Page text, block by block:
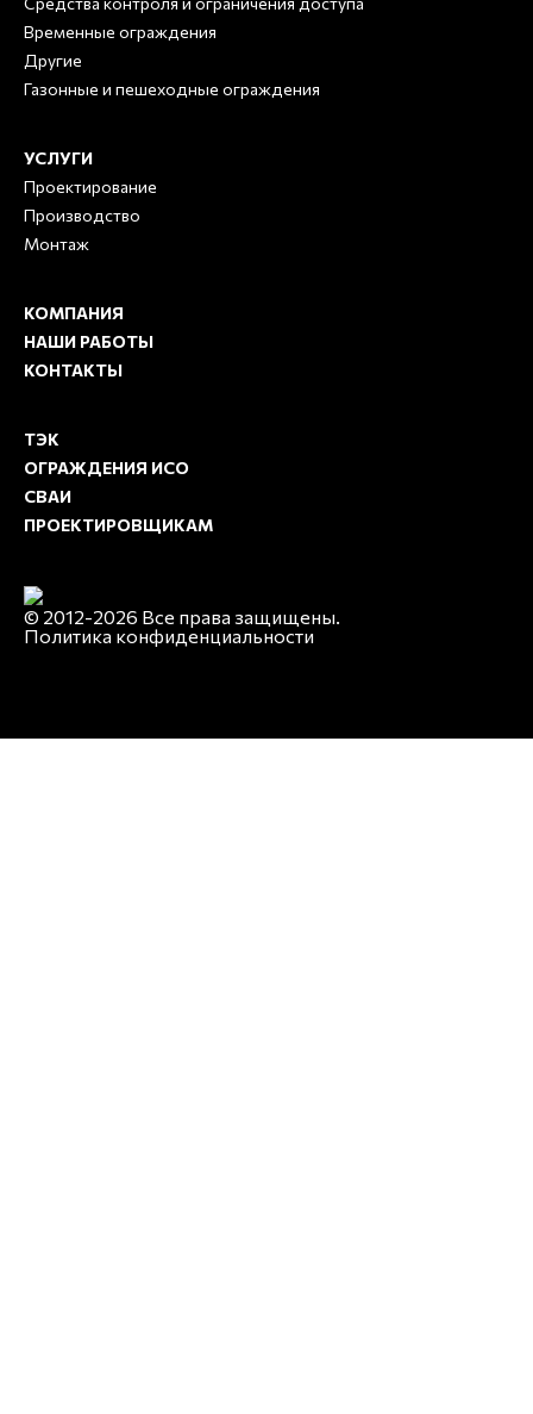
Временные ограждения
Другие
Газонные и пешеходные ограждения
УСЛУГИ
Проектирование
Производство
Монтаж
КОМПАНИЯ
НАШИ РАБОТЫ
КОНТАКТЫ
ТЭК
ОГРАЖДЕНИЯ ИСО
СВАИ
ПРОЕКТИРОВЩИКАМ
© 2012-2026 Все права защищены.
Политика конфиденциальности